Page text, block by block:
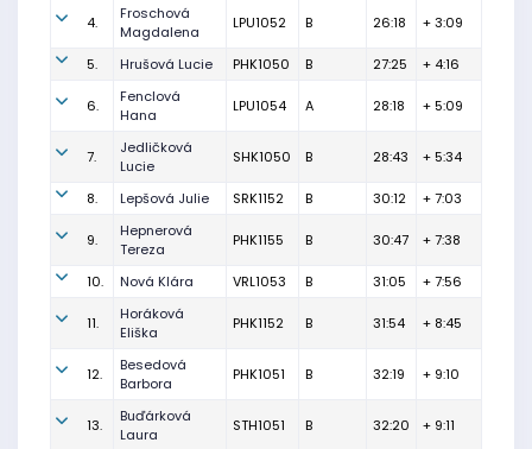
4.
Froschová
Magdalena
LPU1052 B 26:18 + 3:09
5. Hrušová Lucie PHK1050 B 27:25 + 4:16
6.
Fenclová
Hana
LPU1054 A 28:18 + 5:09
7.
Jedličková
Lucie
SHK1050 B 28:43 + 5:34
8. Lepšová Julie SRK1152 B 30:12 + 7:03
9.
Hepnerová
Tereza
PHK1155 B 30:47 + 7:38
10. Nová Klára VRL1053 B 31:05 + 7:56
11.
Horáková
Eliška
PHK1152 B 31:54 + 8:45
12.
Besedová
Barbora
PHK1051 B 32:19 + 9:10
13.
Buďárková
Laura
STH1051 B 32:20 + 9:11